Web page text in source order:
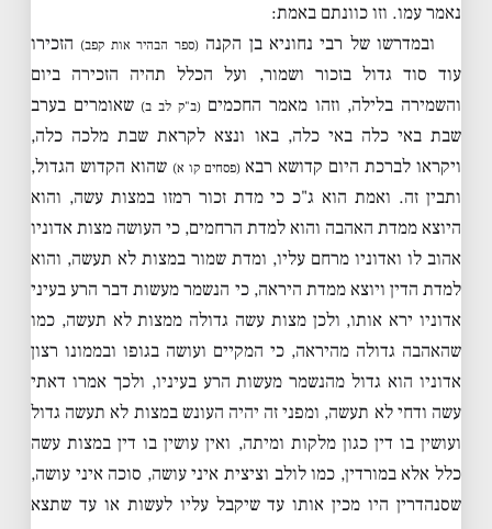
נאמר עמו. וזו כוונתם באמת:
ובמדרשו של רבי נחוניא בן הקנה(ספר הבהיר אות קפב) הזכירו
עוד סוד גדול בזכור ושמור, ועל הכלל תהיה הזכירה ביום
והשמירה בלילה, וזהו מאמר החכמים(ב"ק לב ב) שאומרים בערב
שבת באי כלה באי כלה, באו ונצא לקראת שבת מלכה כלה,
ויקראו לברכת היום קדושא רבא(פסחים קו א) שהוא הקדוש הגדול,
ותבין זה. ואמת הוא ג"כ כי מדת זכור רמזו במצות עשה, והוא
היוצא ממדת האהבה והוא למדת הרחמים, כי העושה מצות אדוניו
אהוב לו ואדוניו מרחם עליו, ומדת שמור במצות לא תעשה, והוא
למדת הדין ויוצא ממדת היראה, כי הנשמר מעשות דבר הרע בעיני
אדוניו ירא אותו, ולכן מצות עשה גדולה ממצות לא תעשה, כמו
שהאהבה גדולה מהיראה, כי המקיים ועושה בגופו ובממונו רצון
אדוניו הוא גדול מהנשמר מעשות הרע בעיניו, ולכך אמרו דאתי
עשה ודחי לא תעשה, ומפני זה יהיה העונש במצות לא תעשה גדול
ועושין בו דין כגון מלקות ומיתה, ואין עושין בו דין במצות עשה
כלל אלא במורדין, כמו לולב וציצית איני עושה, סוכה איני עושה,
שסנהדרין היו מכין אותו עד שיקבל עליו לעשות או עד שתצא